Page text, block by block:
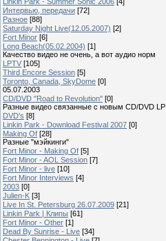
Интервью, передачи [72]
Разное [88]
Saturday Night Live(12.05.2007) [2]
Fort Minor [6]
Long Beach(05.02.2004) [1]
Качество видео не очень, а вот аудио норм
LPTV [105]
Third Encore Session [5]
Toronto, Canada, SkyDome [0]
05.07.2003
CD/DVD "Road to Revolution" [0]
Разные видео связанные с новым CD/DVD LP
DVD's [8]
Linkin Park - Download Festival 2007 [0]
Making Of [28]
Разные "мэйкинги"
Fort Minor - Making Of [5]
Fort Minor - AOL Session [7]
Fort Minor - live [10]
Fort Minor Interviews [4]
2003 [0]
Julien-K [3]
Live In St. Petersburg 26.07.2009 [21]
Linkin Park | Клипы [61]
Fort Minor - Other [1]
Dead By Sunrise - Live [34]